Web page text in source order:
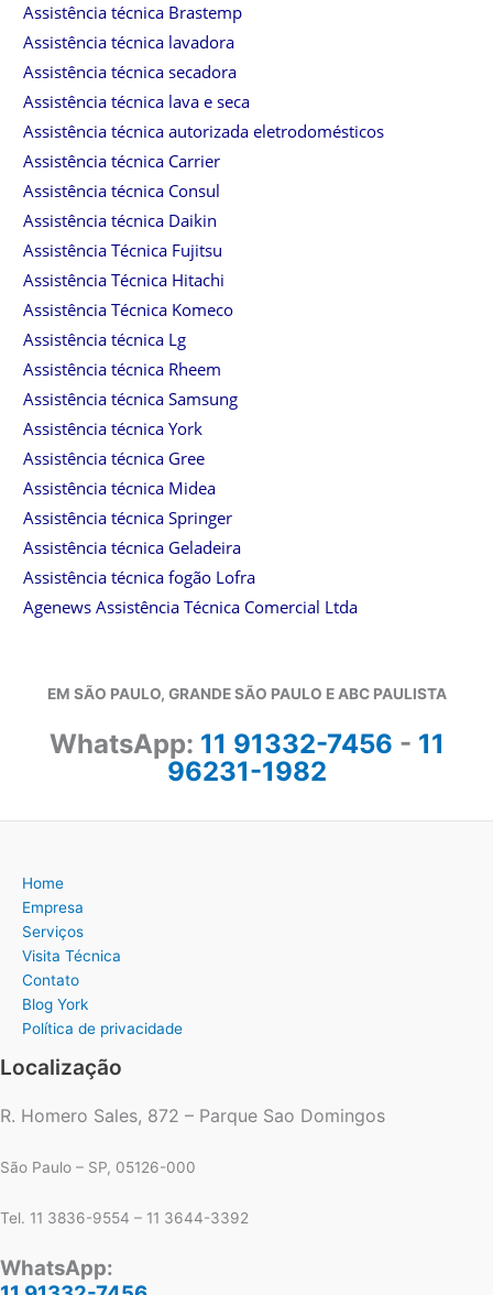
Assistência técnica Brastemp
Assistência técnica lavadora
Assistência técnica secadora
Assistência técnica lava e seca
Assistência técnica autorizada eletrodomésticos
Assistência técnica Carrier
Assistência técnica Consul
Assistência técnica Daikin
Assistência Técnica Fujitsu
Assistência Técnica Hitachi
Assistência Técnica Komeco
Assistência técnica Lg
Assistência técnica Rheem
Assistência técnica Samsung
Assistência técnica York
Assistência técnica Gree
Assistência técnica Midea
Assistência técnica Springer
Assistência técnica Geladeira
Assistência técnica fogão Lofra
Agenews Assistência Técnica Comercial Ltda
EM SÃO PAULO, GRANDE SÃO PAULO E ABC PAULISTA
WhatsApp: 11 91332-7456 - 11
96231-1982
Home
Empresa
Serviços
Visita Técnica
Contato
Blog York
Política de privacidade
Localização
R. Homero Sales, 872 – Parque Sao Domingos
São Paulo – SP, 05126-000
Tel. 11 3836-9554 – 11 3644-3392
WhatsApp: